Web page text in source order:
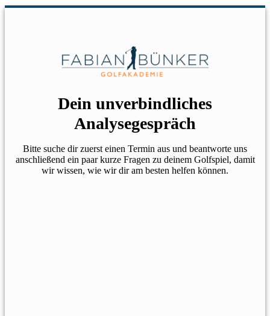
Dein unverbindliches
Analysegespräch
Bitte suche dir zuerst einen Termin aus und beantworte uns
anschließend ein paar kurze Fragen zu deinem Golfspiel, damit
wir wissen, wie wir dir am besten helfen können.